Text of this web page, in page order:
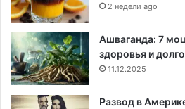
2 недели ago
Ашваганда: 7
здоровья и
11.12.2025
Развод в